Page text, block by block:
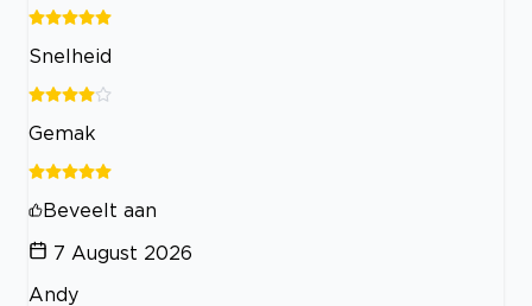
Snelheid
Gemak
Beveelt aan
7 August 2026
Andy